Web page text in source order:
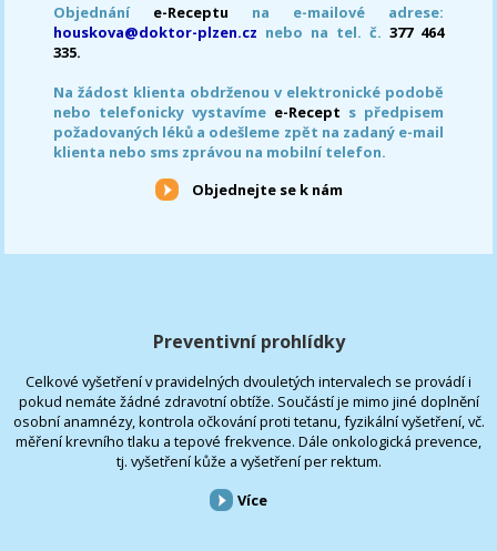
Objednání e-Receptu na e-mailové adrese:
houskova@doktor-plzen.cz nebo na tel. č. 377 464
335.
Na žádost klienta obdrženou v elektronické podobě
nebo telefonicky vystavíme e-Recept s předpisem
požadovaných léků a odešleme zpět na zadaný e-mail
klienta nebo sms zprávou na mobilní telefon.
Objednejte se k nám
Preventivní prohlídky
Celkové vyšetření v pravidelných dvouletých intervalech se provádí i
pokud nemáte žádné zdravotní obtíže. Součástí je mimo jiné doplnění
osobní anamnézy, kontrola očkování proti tetanu, fyzikální vyšetření, vč.
měření krevního tlaku a tepové frekvence. Dále onkologická prevence,
tj. vyšetření kůže a vyšetření per rektum.
Více